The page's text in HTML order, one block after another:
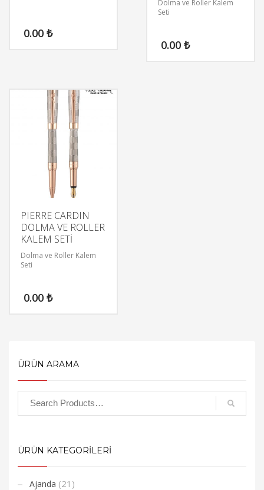
0.00 ₺
Dolma ve Roller Kalem
Seti
0.00 ₺
PIERRE CARDIN
DOLMA VE ROLLER
KALEM SETİ
Dolma ve Roller Kalem
Seti
0.00 ₺
ÜRÜN ARAMA
ÜRÜN KATEGORİLERİ
Ajanda (21)